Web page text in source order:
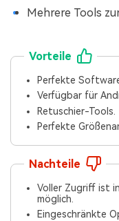
Mehrere Tools
Vorteile
Perfekte
Verfügbar für
Retuschier-Tools.
Perfekte
Nachteile
Voller Zugriff ist
möglich.
Eingeschränkte